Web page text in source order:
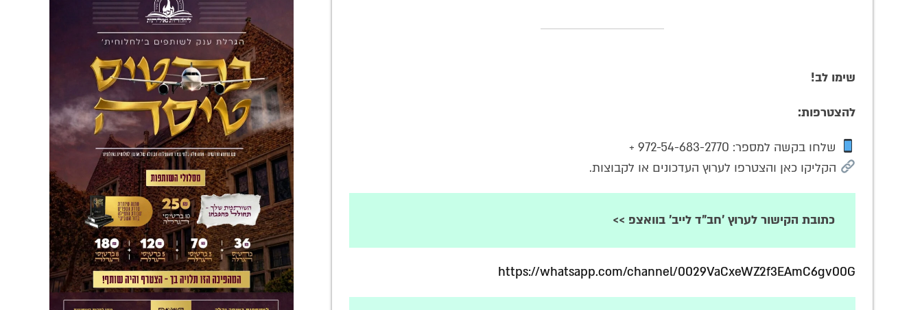
שימו לב!
להצטרפות:
שלחו בקשה למספר: 972-54-683-2770 +
הקליקו כאן והצטרפו לערוץ העדכונים או לקבוצות.
כתובת הקישור לערוץ 'חב"ד לייב' בוואצפ >>
https://whatsapp.com/channel/0029VaCxeWZ2f3EAmC6gv00G